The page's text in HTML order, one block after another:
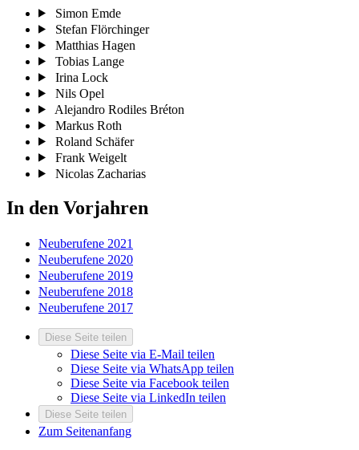
Simon Emde
Stefan Flörchinger
Matthias Hagen
Tobias Lange
Irina Lock
Nils Opel
Alejandro Rodiles Bréton
Markus Roth
Roland Schäfer
Frank Weigelt
Nicolas Zacharias
In den Vorjahren
Neuberufene 2021
Neuberufene 2020
Neuberufene 2019
Neuberufene 2018
Neuberufene 2017
Diese Seite teilen
Diese Seite via E-Mail teilen
Diese Seite via WhatsApp teilen
Diese Seite via Facebook teilen
Diese Seite via LinkedIn teilen
Diese Seite teilen
Zum Seitenanfang